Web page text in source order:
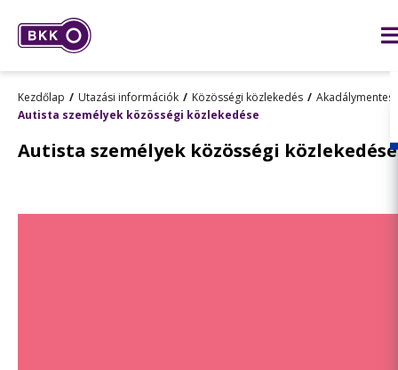
Kezdőlap Utazási információk Közösségi közlekedés
Akadálymentes
Autista személyek közösségi közlekedése
Autista személyek közösségi közlekedése